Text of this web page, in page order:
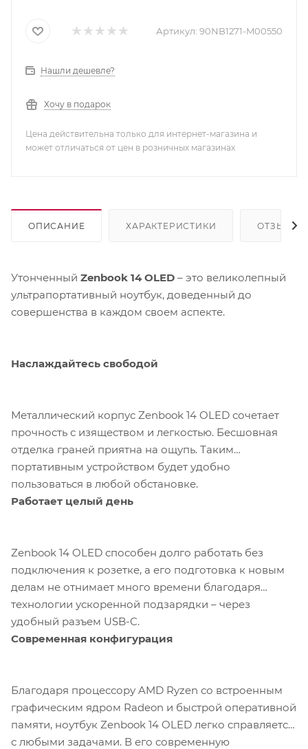
Артикул: 90NB1271-M00550
Нашли дешевле?
Хочу в подарок
Цена действительна только для интернет-магазина и
может отличаться от цен в розничных магазинах
ОПИСАНИЕ ХАРАКТЕРИСТИКИ ОТЗЫВЫ
Утонченный Zenbook 14 OLED – это великолепный
ультрапортативный ноутбук, доведенный до
совершенства в каждом своем аспекте.
Наслаждайтесь свободой
Металлический корпус Zenbook 14 OLED сочетает
прочность с изяществом и легкостью. Бесшовная
отделка граней приятна на ощупь. Таким
портативным устройством будет удобно
пользоваться в любой обстановке.
Работает целый день
Zenbook 14 OLED способен долго работать без
подключения к розетке, а его подготовка к новым
делам не отнимает много времени благодаря
технологии ускоренной подзарядки – через
удобный разъем USB-C.
Современная конфигурация
Благодаря процессору AMD Ryzen со встроенным
графическим ядром Radeon и быстрой оперативной
памяти, ноутбук Zenbook 14 OLED легко справляется
с любыми задачами. В его современную